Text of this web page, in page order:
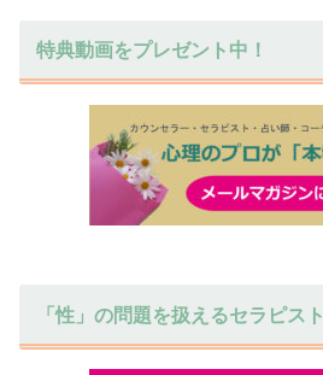
特典動画をプレゼント中！
「性」の問題を扱えるセラピスト